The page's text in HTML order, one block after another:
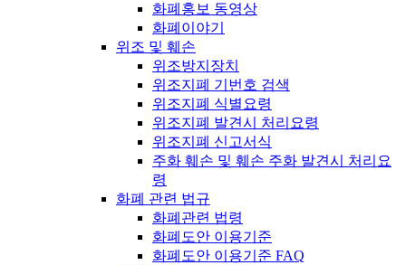
화폐홍보 동영상
화폐이야기
위조 및 훼손
위조방지장치
위조지폐 기번호 검색
위조지폐 식별요령
위조지폐 발견시 처리요령
위조지폐 신고서식
주화 훼손 및 훼손 주화 발견시 처리요
령
화폐 관련 법규
화폐관련 법령
화폐도안 이용기준
화폐도안 이용기준 FAQ